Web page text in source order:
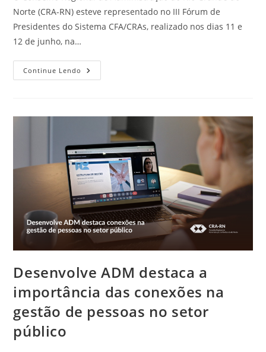
Norte (CRA-RN) esteve representado no III Fórum de
Presidentes do Sistema CFA/CRAs, realizado nos dias 11 e
12 de junho, na…
Continue Lendo CRA-
RN
De
Presidentes
Sistema
CFA/CRAs
E
Acompanha
Debates
Estratégicos
Para
O
Fortalecimento
Da
Administração
Desenvolve ADM destaca a
importância das conexões na
gestão de pessoas no setor
público